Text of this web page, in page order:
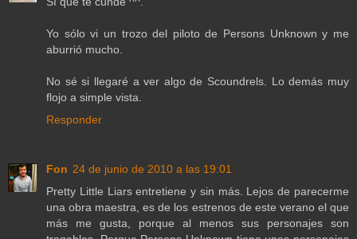
Yo sólo vi un trozo del piloto de Persons Unknown y me
aburrió mucho.
No sé si llegaré a ver algo de Scoundrels. Lo demás muy
flojo a simple vista.
Responder
Fon 24 de junio de 2010 a las 19:01
Pretty Little Liars entretiene y sin más. Lejos de parecerme
una obra maestra, es de los estrenos de este verano el que
más me gusta, porque al menos sus personajes son